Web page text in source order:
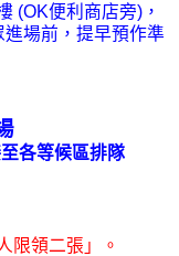
(OK便利商店旁)，
進場前，提早預作準
各等候區排隊
限領二張」。